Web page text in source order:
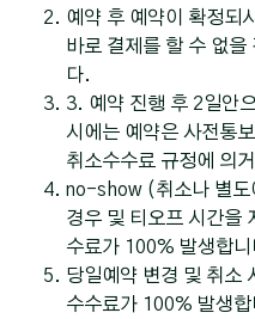
예약 후 예약이 확정되
바로 결제를 할 수 없을
다.
3. 예약 진행 후 2일안
시에는 예약은 사전통
취소수수료 규정에 의
no-show (취소나 별도
경우 및 티오프 시간을
수료가 100% 발생합니
당일예약 변경 및 취소
수수료가 100% 발생합